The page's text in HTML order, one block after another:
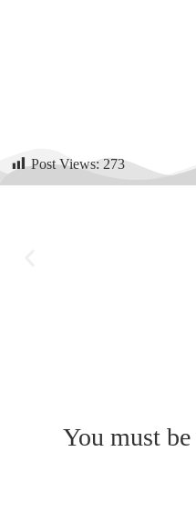
Post Views: 273
You must be